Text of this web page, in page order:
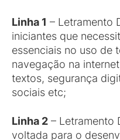
Linha 1 – Letramento
iniciantes que
essenciais no uso de
navegação na
textos, segurança
sociais etc;
Linha 2 – Letramento
voltada para o